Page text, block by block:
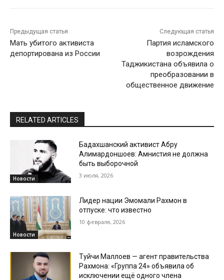
Предыдущая статья
Мать убитого активиста
депортирована из России
Следующая статья
Партия исламского
возрождения
Таджикистана объявила о
преобразовании в
общественное движение
RELATED ARTICLES
Новости
Бадахшанский активист Абру
Алимардоншоев: Амнистия не должна
быть выборочной
3 июля, 2026
Новости
Лидер нации Эмомали Рахмон в
отпуске: что известно
10 февраля, 2026
Туйчи Маллоев — агент правительства
Рахмона: «Группа 24» объявила об
исключении ещё одного члена